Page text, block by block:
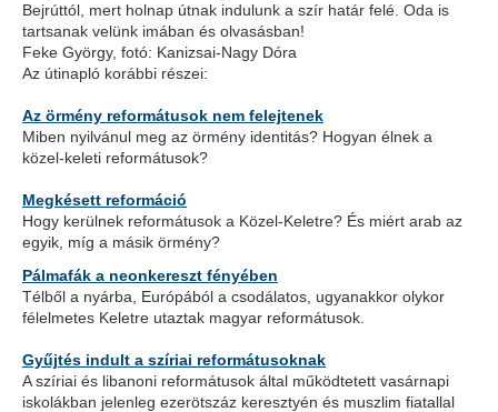
Bejrúttól, mert holnap útnak indulunk a szír határ felé. Oda is
tartsanak velünk imában és olvasásban!
Feke György, fotó: Kanizsai-Nagy Dóra
Az útinapló korábbi részei:
Az örmény reformátusok nem felejtenek
Miben nyilvánul meg az örmény identitás? Hogyan élnek a
közel-keleti reformátusok?
Megkésett reformáció
Hogy kerülnek reformátusok a Közel-Keletre? És miért arab az
egyik, míg a másik örmény?
Pálmafák a neonkereszt fényében
Télből a nyárba, Európából a csodálatos, ugyanakkor olykor
félelmetes Keletre utaztak magyar reformátusok.
Gyűjtés indult a szíriai reformátusoknak
A szíriai és libanoni reformátusok által működtetett vasárnapi
iskolákban jelenleg ezerötszáz keresztyén és muszlim fiatallal